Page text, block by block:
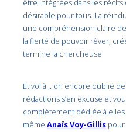
être intégrées dans les
désirable pour tous. La
une compréhension claire
la fierté de pouvoir rêver,
termine la chercheuse.
Et voilà… on encore oublié
rédactions s’en excuse et
complètement dédiée à
mêmeAnaïs Voy-Gillis pour